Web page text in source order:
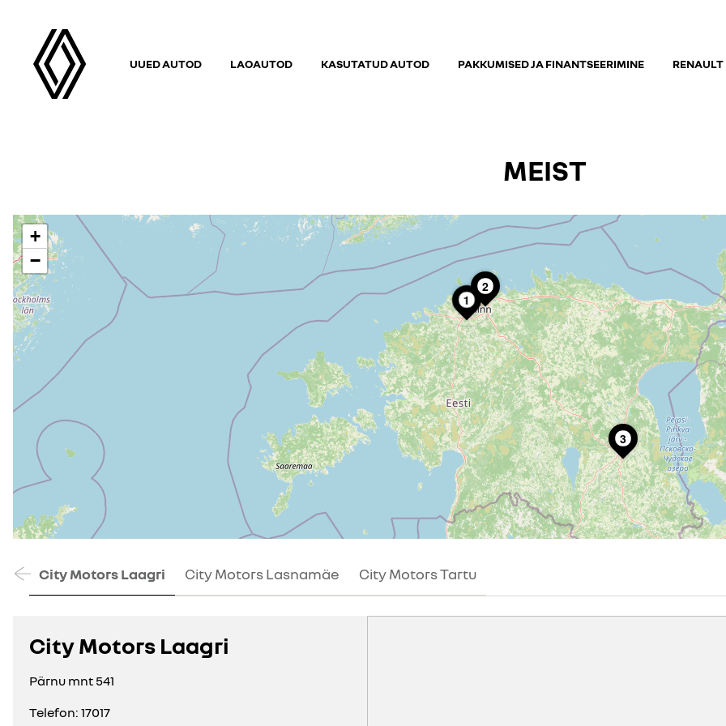
UUED AUTOD LAOAUTOD KASUTATUD AUTOD PAKKUMISED JA FINANTSEERIMINE RENAULT
MEIST
+
−
City Motors Laagri
Pärnu mnt 541
Telefon: 17017
Eelmine
City Motors Laagri City Motors Lasnamäe City Motors Tartu